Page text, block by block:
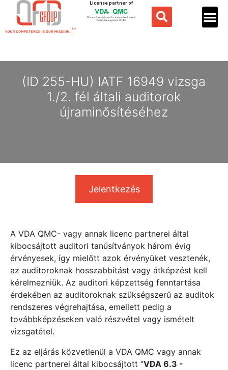
License partner of
(ID 255-HU) IATF 16949 vizsga
1./2. fél általi auditorok
újraminősítéséhez
Jelentkezés
A VDA QMC- vagy annak licenc partnerei által
kibocsájtott auditori tanúsítványok három évig
érvényesek, így mielőtt azok érvényüket vesztenék,
az auditoroknak hosszabbítást vagy átképzést kell
kérelmezniük. Az auditori képzettség fenntartása
érdekében az auditoroknak szükségszerű az auditok
rendszeres végrehajtása, emellett pedig a
továbbképzéseken való részvétel vagy ismételt
vizsgatétel.
Ez az eljárás közvetlenül a VDA QMC vagy annak
licenc partnerei által kibocsájtott “VDA 6.3 -